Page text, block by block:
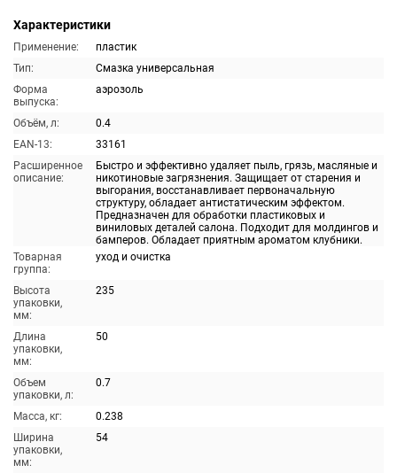
Характеристики
Применение:
пластик
Тип:
Смазка универсальная
Форма
выпуска:
аэрозоль
Объём, л:
0.4
EAN-13:
33161
Расширенное
описание:
Быстро и эффективно удаляет пыль, грязь, масляные и
никотиновые загрязнения. Защищает от старения и
выгорания, восстанавливает первоначальную
структуру, обладает антистатическим эффектом.
Предназначен для обработки пластиковых и
виниловых деталей салона. Подходит для молдингов и
бамперов. Обладает приятным ароматом клубники.
Товарная
группа:
уход и очистка
Высота
упаковки,
мм:
235
Длина
упаковки,
мм:
50
Объем
упаковки, л:
0.7
Масса, кг:
0.238
Ширина
упаковки,
мм:
54